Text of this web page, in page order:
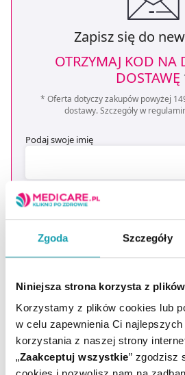
Zgoda Szczegóły
Niniejsza strona korzysta z
Korzystamy z plików cookies lub
w celu zapewnienia Ci
korzystania z naszej strony
„Zaakceptuj wszystkie” zgodzisz
Zapisz się do
OTRZYMAJ KOD NA
DOSTAWĘ
* Oferta dotyczy zakupów powyżej
dostawy. Szczegóły w
Podaj swoje imię
ZAPISZ MNIE
mail, skierowanej do mnie informacji
Ustawy z dnia 18 lipca 2002 r. o
elektroniczną
Chcesz się wypisać z